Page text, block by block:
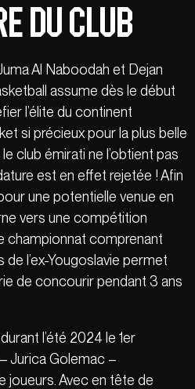
du club
Al Naboodah et Dejan
assume dès le début
l’élite du continent
si précieux pour la plus belle
club émirati ne l’obtient pas
est en effet rejetée ! Afin
une potentielle venue en
vers une compétition
championnat comprenant
l’ex-Yougoslavie permet
de concourir pendant 3 ans
l’été 2024 le 1er
Jurica Golemac –
joueurs. Avec en tête de